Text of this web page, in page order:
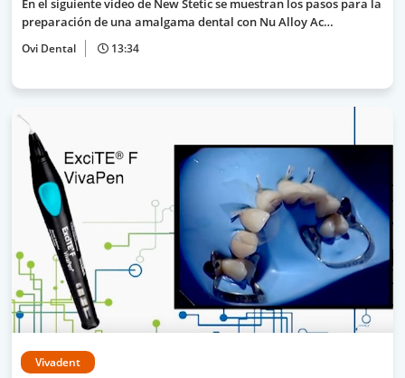
En el siguiente video de New Stetic se muestran los pasos para la
preparación de una amalgama dental con Nu Alloy Ac…
Ovi Dental 13:34
Vivadent